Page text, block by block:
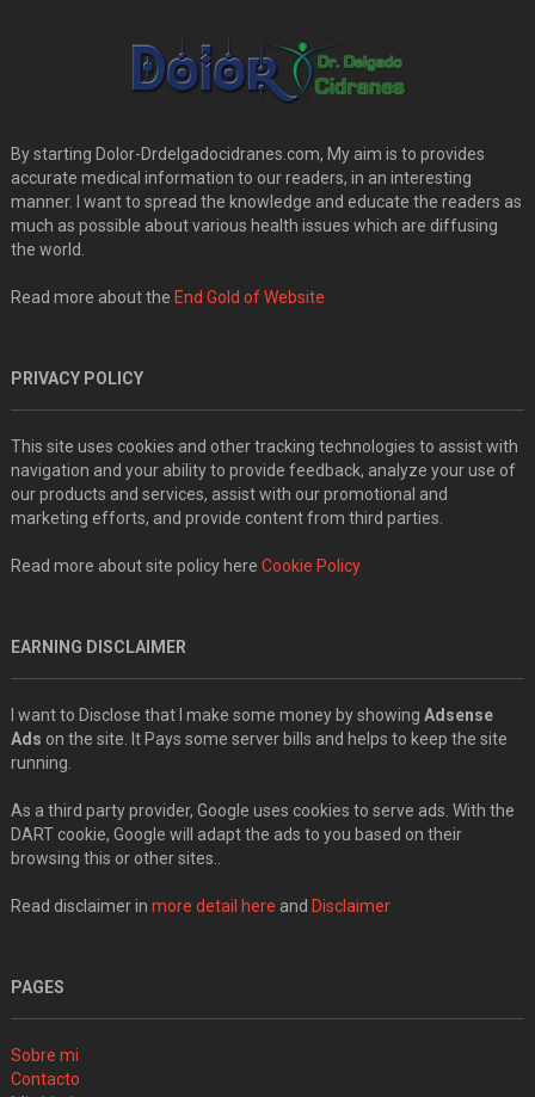
By starting Dolor-Drdelgadocidranes.com, My aim is to provides
accurate medical information to our readers, in an interesting
manner. I want to spread the knowledge and educate the readers as
much as possible about various health issues which are diffusing
the world.
Read more about the End Gold of Website
PRIVACY POLICY
This site uses cookies and other tracking technologies to assist with
navigation and your ability to provide feedback, analyze your use of
our products and services, assist with our promotional and
marketing efforts, and provide content from third parties.
Read more about site policy here Cookie Policy
EARNING DISCLAIMER
I want to Disclose that I make some money by showing Adsense
Ads on the site. It Pays some server bills and helps to keep the site
running.
As a third party provider, Google uses cookies to serve ads. With the
DART cookie, Google will adapt the ads to you based on their
browsing this or other sites..
Read disclaimer in more detail here and Disclaimer
PAGES
Sobre mi
Contacto